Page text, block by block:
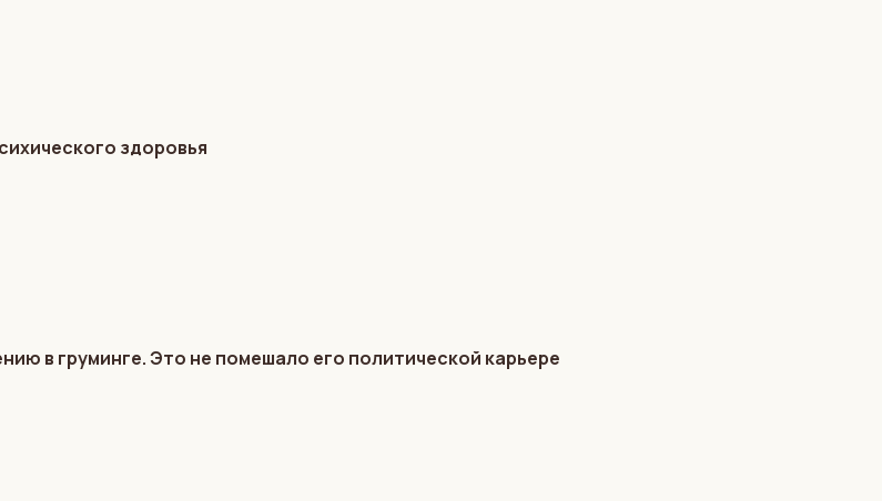
здоровья
в груминге. Это не помешало его политической карьере